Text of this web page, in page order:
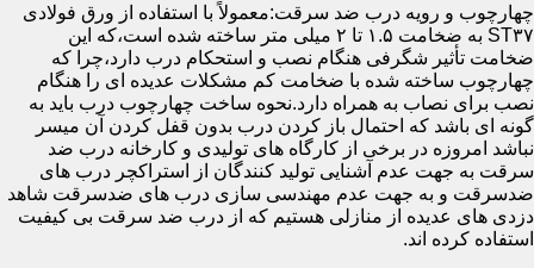
چهارچوب و رویه درب ضد سرقت:معمولاً با استفاده از ورق فولادی
ST۳۷ به ضخامت ۱.۵ تا ۲ میلی متر ساخته شده است،که این
ضخامت تأثیر شگرفی هنگام نصب و استحکام درب دارد،چرا که
چهارچوب ساخته شده با ضخامت کم مشکلات عدیده ای را هنگام
نصب برای نصاب به همراه دارد.نحوه ساخت چهارچوب درب باید به
گونه ای باشد که احتمال باز کردن درب بدون قفل کردن آن میسر
نباشد امروزه در برخی از کارگاه های تولیدی و کارخانه درب ضد
سرقت به جهت عدم آشنایی تولید کنندگان از استراکچر درب های
ضدسرقت و به جهت عدم مهندسی سازی درب های ضدسرقت شاهد
دزدی های عدیده از منازلی هستیم که از درب ضد سرقت بی کیفیت
استفاده کرده اند.